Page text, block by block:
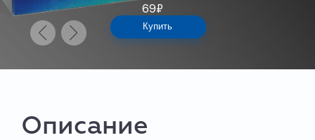
69₽
Купить
Описание